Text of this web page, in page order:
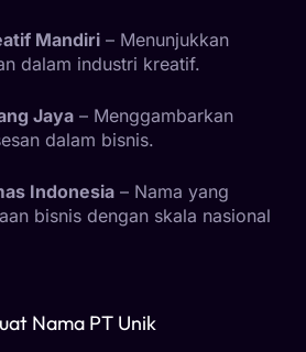
Mandiri – Menunjukkan
dalam industri kreatif.
Jaya – Menggambarkan
dalam bisnis.
Indonesia – Nama yang
bisnis dengan skala nasional
Nama PT Unik